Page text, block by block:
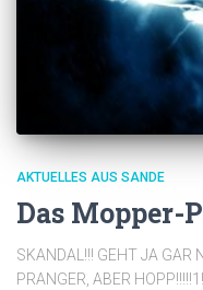
AKTUELLES AUS SANDE
Das Mopper-
SKANDAL!!! GEHT JA GAR
PRANGER, ABER